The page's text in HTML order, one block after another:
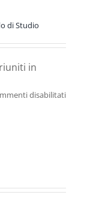
di Studio
in
disabilitatisu